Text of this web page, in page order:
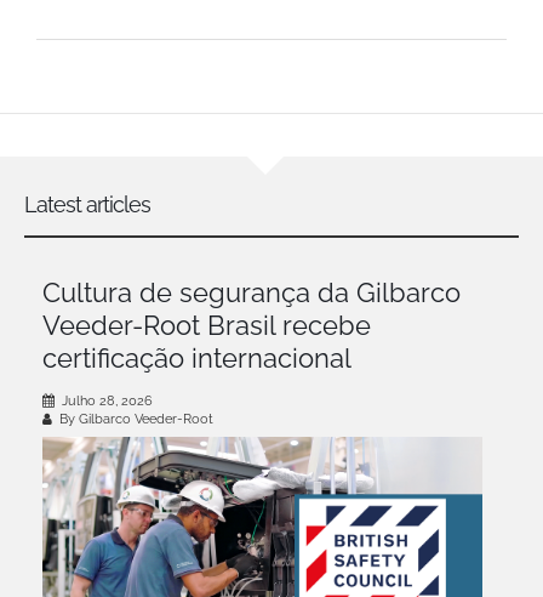
Latest articles
Cultura de segurança da Gilbarco
Veeder-Root Brasil recebe
certificação internacional
Julho 28, 2026
By Gilbarco Veeder-Root